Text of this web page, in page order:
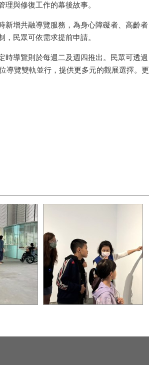
與修復工作的幕後故事。
新增共融導覽服務，為身心障礙者、高齡者
民眾可依需求提前申請。
時導覽則於每週二及週四推出。民眾可透過
導覽雙軌並行，提供更多元的觀展選擇。更
圖片來
時導覽。圖片來源：臺中市